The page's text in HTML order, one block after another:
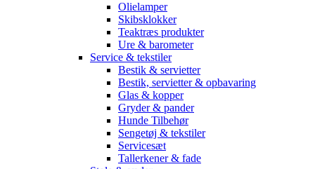
Olielamper
Skibsklokker
Teaktræs produkter
Ure & barometer
Service & tekstiler
Bestik & servietter
Bestik, servietter & opbavaring
Glas & kopper
Gryder & pander
Hunde Tilbehør
Sengetøj & tekstiler
Servicesæt
Tallerkener & fade